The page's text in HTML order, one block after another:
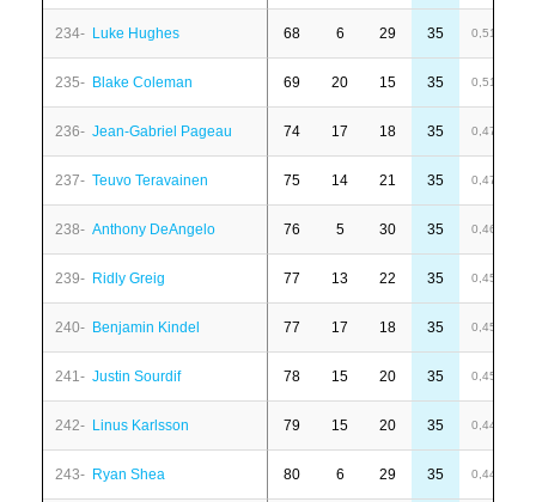
234- Luke Hughes 68 6 29 35 0,51
235- Blake Coleman 69 20 15 35 0,51
236- Jean-Gabriel Pageau 74 17 18 35 0,47
237- Teuvo Teravainen 75 14 21 35 0,47
238- Anthony DeAngelo 76 5 30 35 0,46
239- Ridly Greig 77 13 22 35 0,45
240- Benjamin Kindel 77 17 18 35 0,45
241- Justin Sourdif 78 15 20 35 0,45
242- Linus Karlsson 79 15 20 35 0,44
243- Ryan Shea 80 6 29 35 0,44